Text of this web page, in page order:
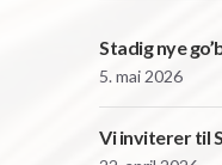
Stadig nye
5. mai 2026
Vi inviterer til